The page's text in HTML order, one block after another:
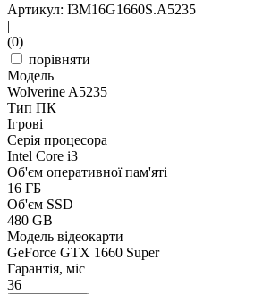
Артикул: I3M16G1660S.A5235
|
(0)
порівняти
Модель
Wolverine A5235
Тип ПК
Ігрові
Серія процесора
Intel Core i3
Об'єм оперативної пам'яті
16 ГБ
Об'єм SSD
480 GB
Модель відеокарти
GeForce GTX 1660 Super
Гарантія, міс
36